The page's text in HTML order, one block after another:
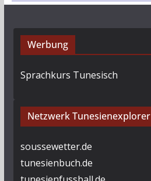
Werbung
Sprachkurs Tunesisch
Netzwerk Tunesienexplorer
soussewetter.de
tunesienbuch.de